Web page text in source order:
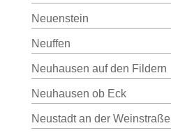
Neuenstein
Neuffen
Neuhausen auf den Fildern
Neuhausen ob Eck
Neustadt an der Weinstraße